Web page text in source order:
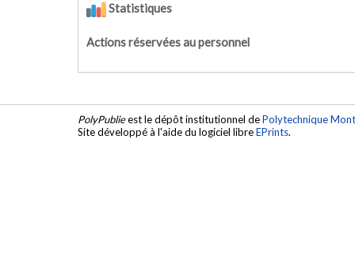
Statistiques
Actions réservées au personnel
PolyPublieest le dépôt institutionnel dePolytechnique
Site développé à l'aide du logiciel libreEPrints.